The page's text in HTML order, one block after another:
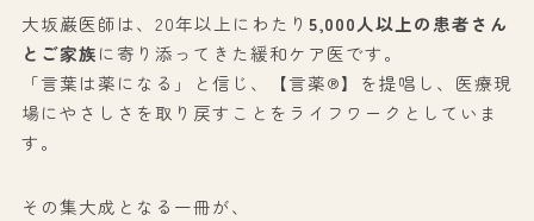
大坂巌医師は、20年以上にわたり 5,000人以上の患者さん
とご家族に寄り添ってきた緩和ケア医です。
「言葉は薬になる」と信じ、【言薬®】を提唱し、医療現
場にやさしさを取り戻すことをライフワークとしていま
す。
その集大成となる一冊が、